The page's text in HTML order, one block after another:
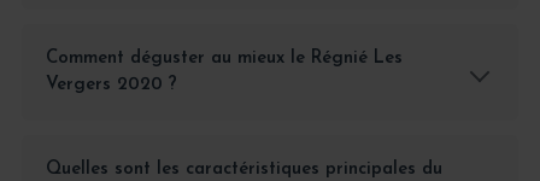
Comment déguster au mieux le Régnié Les
Vergers 2020 ?
Quelles sont les caractéristiques principales du